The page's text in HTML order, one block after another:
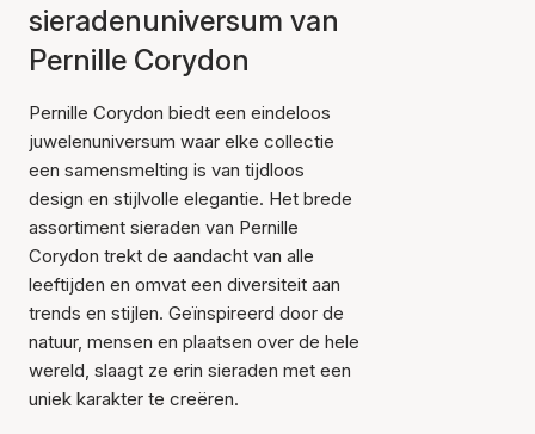
sieradenuniversum van
Pernille Corydon
Pernille Corydon biedt een eindeloos
juwelenuniversum waar elke collectie
een samensmelting is van tijdloos
design en stijlvolle elegantie. Het brede
assortiment sieraden van Pernille
Corydon trekt de aandacht van alle
leeftijden en omvat een diversiteit aan
trends en stijlen. Geïnspireerd door de
natuur, mensen en plaatsen over de hele
wereld, slaagt ze erin sieraden met een
uniek karakter te creëren.